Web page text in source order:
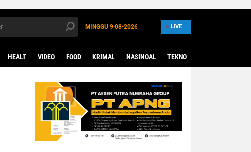
MINGGU 9•08•2026 LIVE
HEALT VIDEO FOOD KRIMAL NASINOAL TEKNO